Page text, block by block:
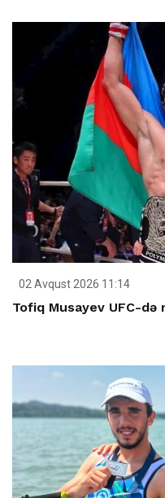
02 Avqust 2026 11:14
Tofiq Musayev UFC-də